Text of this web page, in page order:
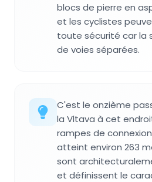
blocs de pierre en
et les cyclistes
toute sécurité car la
de voies séparées.
C'est le onzième
la Vltava à cet
rampes de
atteint environ 263
sont
et définissent le